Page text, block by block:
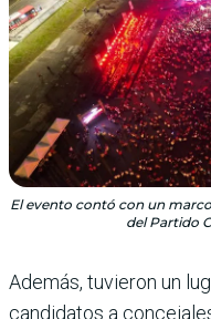
El evento contó con un
del Partido
Además, tuvieron un
candidatos a